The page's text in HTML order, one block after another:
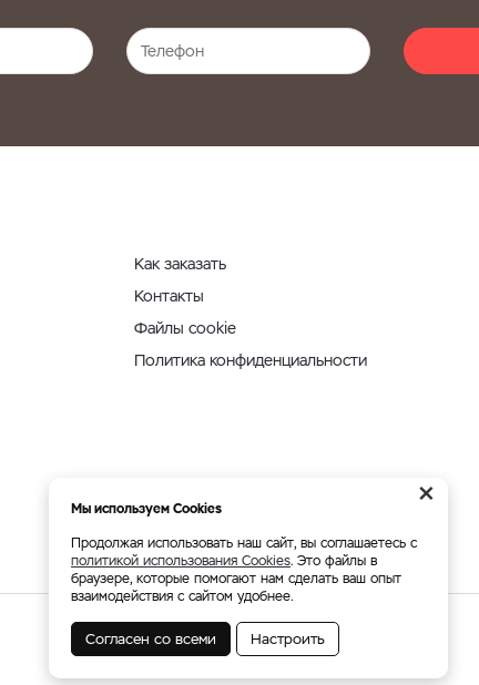
Как заказать
Контакты
Файлы cookie
Политика конфиденциальности
Мы принимаем:
×
Мы используем Cookies
Продолжая использовать наш сайт, вы соглашаетесь с
политикой использования Cookies. Это файлы в
браузере, которые помогают нам сделать ваш опыт
взаимодействия с сайтом удобнее.
Согласен со всеми Настроить